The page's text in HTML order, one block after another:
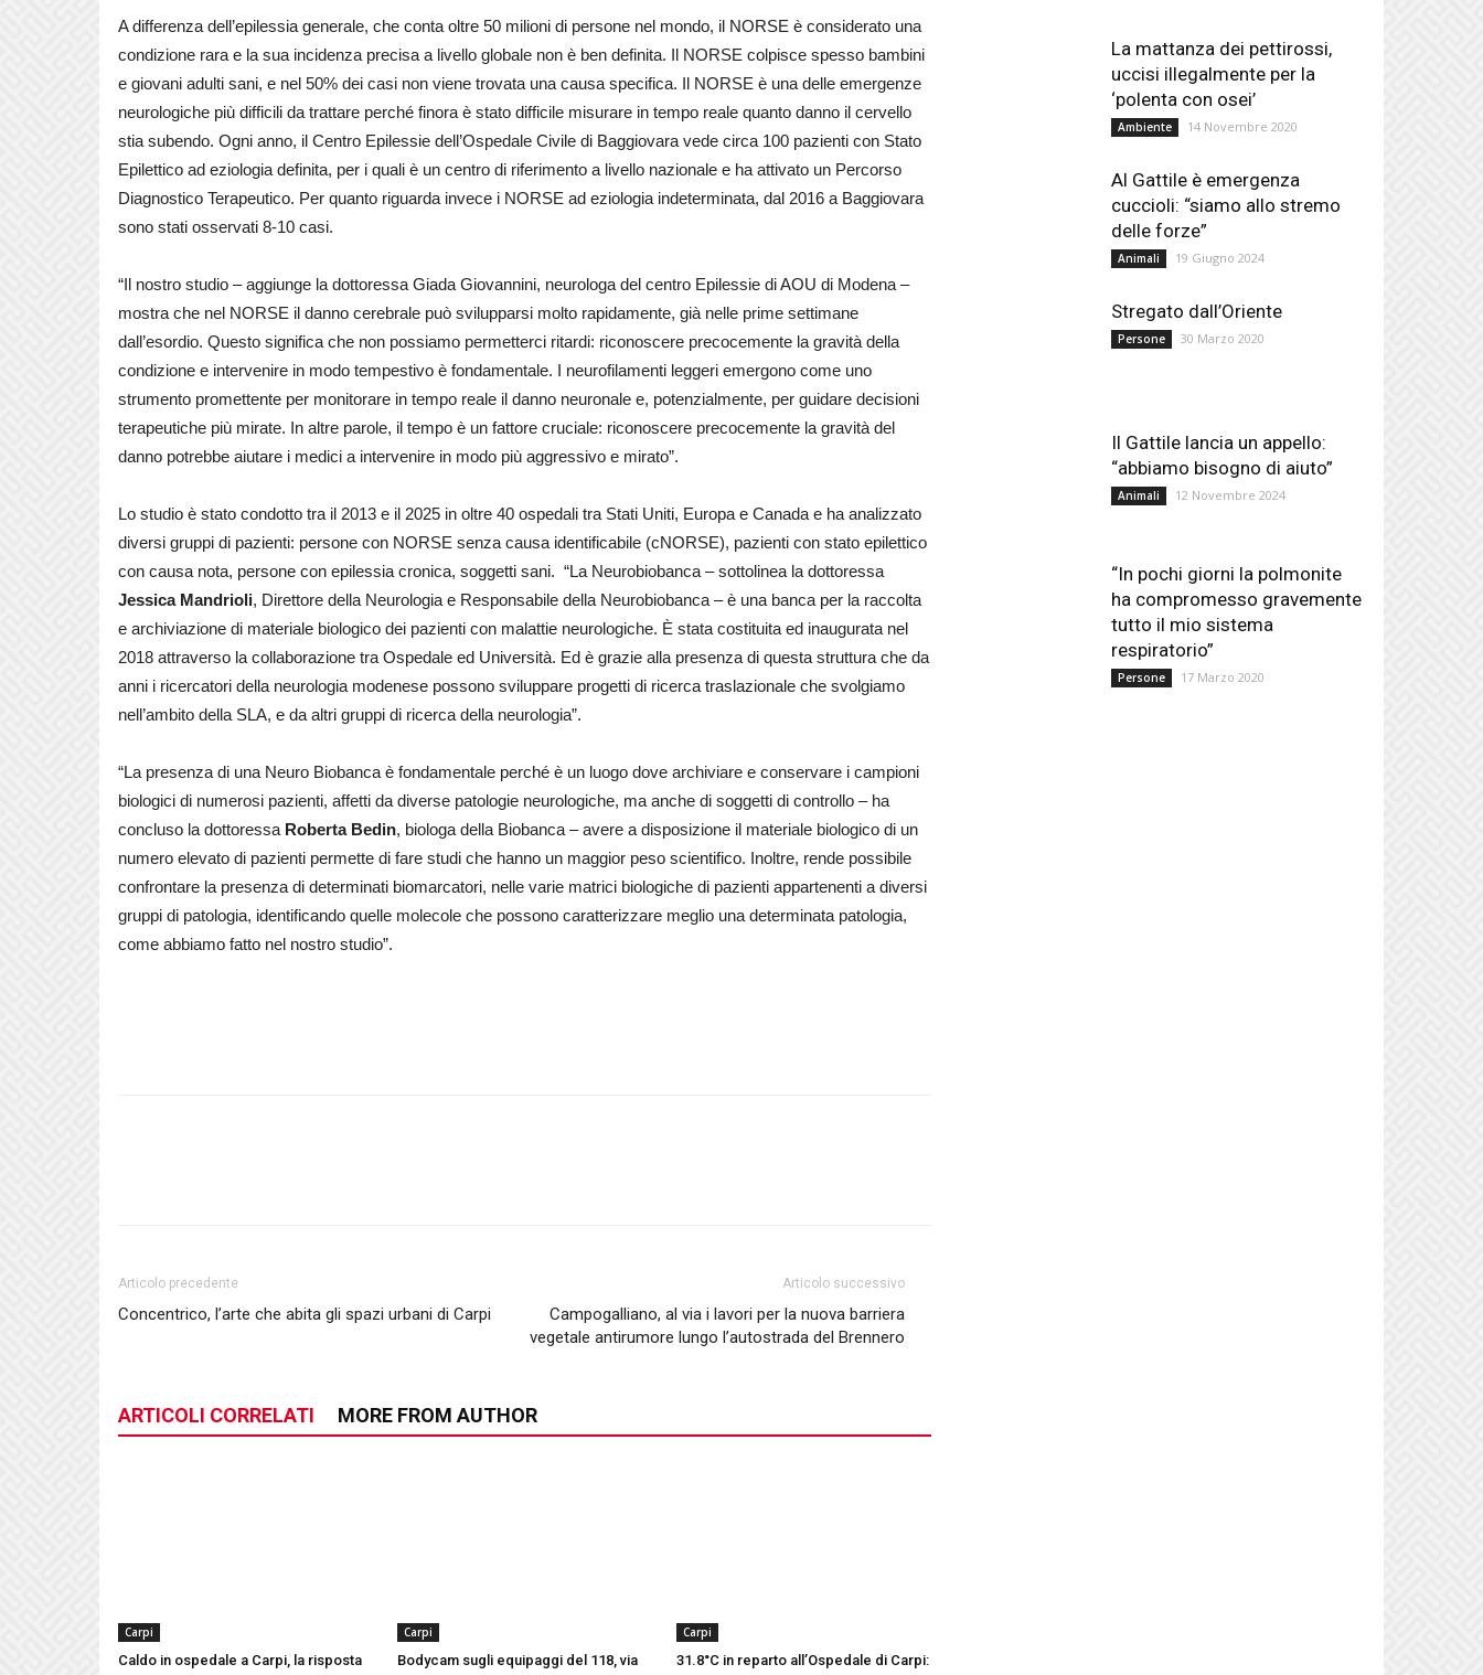
A differenza dell’epilessia generale, che conta oltre 50 milioni di persone nel mondo, il NORSE è considerato una
condizione rara e la sua incidenza precisa a livello globale non è ben definita. Il NORSE colpisce spesso bambini
e giovani adulti sani, e nel 50% dei casi non viene trovata una causa specifica. Il NORSE è una delle emergenze
neurologiche più difficili da trattare perché finora è stato difficile misurare in tempo reale quanto danno il cervello
stia subendo. Ogni anno, il Centro Epilessie dell’Ospedale Civile di Baggiovara vede circa 100 pazienti con Stato
Epilettico ad eziologia definita, per i quali è un centro di riferimento a livello nazionale e ha attivato un Percorso
Diagnostico Terapeutico. Per quanto riguarda invece i NORSE ad eziologia indeterminata, dal 2016 a Baggiovara
sono stati osservati 8-10 casi.
“Il nostro studio – aggiunge la dottoressa Giada Giovannini, neurologa del centro Epilessie di AOU di Modena –
mostra che nel NORSE il danno cerebrale può svilupparsi molto rapidamente, già nelle prime settimane
dall’esordio. Questo significa che non possiamo permetterci ritardi: riconoscere precocemente la gravità della
condizione e intervenire in modo tempestivo è fondamentale. I neurofilamenti leggeri emergono come uno
strumento promettente per monitorare in tempo reale il danno neuronale e, potenzialmente, per guidare decisioni
terapeutiche più mirate. In altre parole, il tempo è un fattore cruciale: riconoscere precocemente la gravità del
danno potrebbe aiutare i medici a intervenire in modo più aggressivo e mirato”.
Lo studio è stato condotto tra il 2013 e il 2025 in oltre 40 ospedali tra Stati Uniti, Europa e Canada e ha analizzato
diversi gruppi di pazienti: persone con NORSE senza causa identificabile (cNORSE), pazienti con stato epilettico
con causa nota, persone con epilessia cronica, soggetti sani. “La Neurobiobanca – sottolinea la dottoressa
Jessica Mandrioli, Direttore della Neurologia e Responsabile della Neurobiobanca – è una banca per la raccolta
e archiviazione di materiale biologico dei pazienti con malattie neurologiche. È stata costituita ed inaugurata nel
2018 attraverso la collaborazione tra Ospedale ed Università. Ed è grazie alla presenza di questa struttura che da
anni i ricercatori della neurologia modenese possono sviluppare progetti di ricerca traslazionale che svolgiamo
nell’ambito della SLA, e da altri gruppi di ricerca della neurologia”.
“La presenza di una Neuro Biobanca è fondamentale perché è un luogo dove archiviare e conservare i campioni
biologici di numerosi pazienti, affetti da diverse patologie neurologiche, ma anche di soggetti di controllo – ha
concluso la dottoressa Roberta Bedin, biologa della Biobanca – avere a disposizione il materiale biologico di un
numero elevato di pazienti permette di fare studi che hanno un maggior peso scientifico. Inoltre, rende possibile
confrontare la presenza di determinati biomarcatori, nelle varie matrici biologiche di pazienti appartenenti a diversi
gruppi di patologia, identificando quelle molecole che possono caratterizzare meglio una determinata patologia,
come abbiamo fatto nel nostro studio”.
Articolo precedente
Concentrico, l’arte che abita gli spazi urbani di Carpi
Articolo successivo
Campogalliano, al via i lavori per la nuova barriera
vegetale antirumore lungo l’autostrada del Brennero
ARTICOLI CORRELATI MORE FROM AUTHOR
Carpi
Caldo in ospedale a Carpi, la risposta
Carpi
Bodycam sugli equipaggi del 118, via
Carpi
31.8°C in reparto all’Ospedale di Carpi:
La mattanza dei pettirossi,
uccisi illegalmente per la
‘polenta con osei’
Ambiente 14 Novembre 2020
Al Gattile è emergenza
cuccioli: “siamo allo stremo
delle forze”
Animali 19 Giugno 2024
Stregato dall’Oriente
Persone 30 Marzo 2020
Il Gattile lancia un appello:
“abbiamo bisogno di aiuto”
Animali 12 Novembre 2024
“In pochi giorni la polmonite
ha compromesso gravemente
tutto il mio sistema
respiratorio”
Persone 17 Marzo 2020